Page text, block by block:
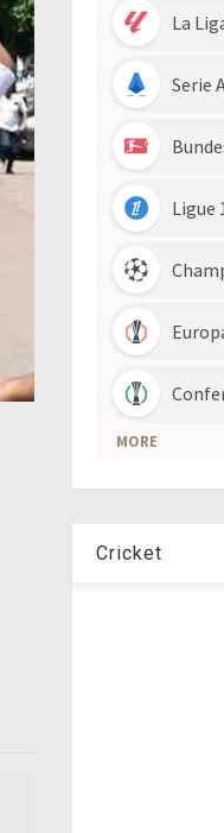
Cricket